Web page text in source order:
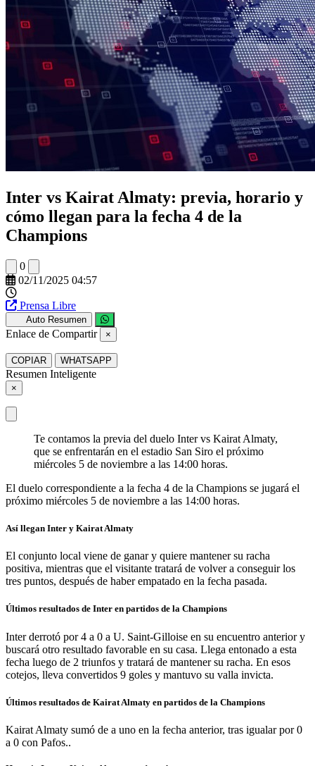
Inter vs Kairat Almaty: previa, horario y
cómo llegan para la fecha 4 de la
Champions
0
02/11/2025 04:57
Prensa Libre
Auto Resumen
Enlace de Compartir ×
COPIAR WHATSAPP
Resumen Inteligente
×
Te contamos la previa del duelo Inter vs Kairat Almaty,
que se enfrentarán en el estadio San Siro el próximo
miércoles 5 de noviembre a las 14:00 horas.
El duelo correspondiente a la fecha 4 de la Champions se jugará el
próximo miércoles 5 de noviembre a las 14:00 horas.
Así llegan Inter y Kairat Almaty
El conjunto local viene de ganar y quiere mantener su racha
positiva, mientras que el visitante tratará de volver a conseguir los
tres puntos, después de haber empatado en la fecha pasada.
Últimos resultados de Inter en partidos de la Champions
Inter derrotó por 4 a 0 a U. Saint-Gilloise en su encuentro anterior y
buscará otro resultado favorable en su casa. Llega entonado a esta
fecha luego de 2 triunfos y tratará de mantener su racha. En esos
cotejos, lleva convertidos 9 goles y mantuvo su valla invicta.
Últimos resultados de Kairat Almaty en partidos de la Champions
Kairat Almaty sumó de a uno en la fecha anterior, tras igualar por 0
a 0 con Pafos..